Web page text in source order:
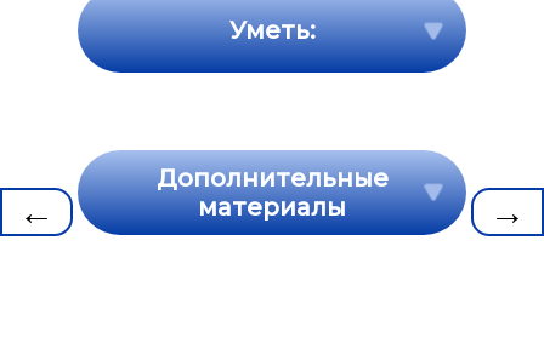
← →
Уметь:
Дополнительные
материалы